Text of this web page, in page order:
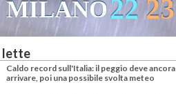
MILANO22 23
lette
Caldo record sull'Italia: il peggio deve ancora
arrivare, poi una possibile svolta meteo